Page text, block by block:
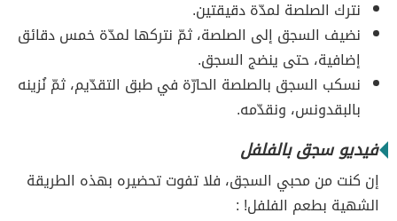
نترك الصلصة لمدّة دقيقتين.
نضيف السجق إلى الصلصة، ثمّ نتركها لمدّة خمس دقائق
إضافية، حتى ينضج السجق.
نسكب السجق بالصلصة الحارّة في طبق التقدّيم، ثمّ نُزينه
بالبقدونس، ونقدّمه.
فيديو سجق بالفلفل
إن كنت من محبي السجق، فلا تفوت تحضيره بهذه الطريقة
الشهية بطعم الفلفل! :